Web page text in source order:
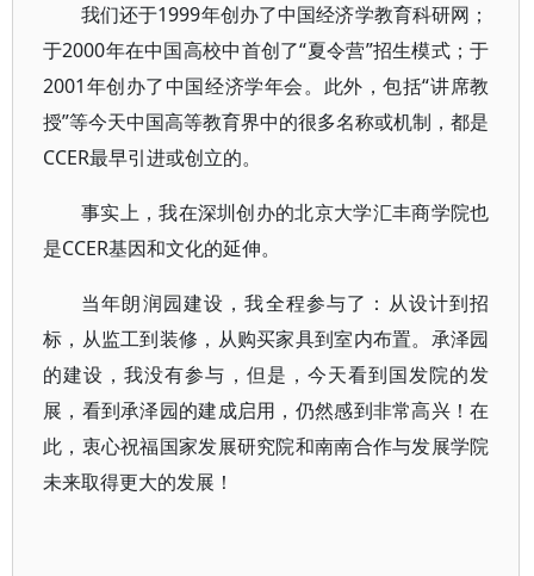
我们还于1999年创办了中国经济学教育科研网；
于2000年在中国高校中首创了“夏令营”招生模式；于
2001年创办了中国经济学年会。此外，包括“讲席教
授”等今天中国高等教育界中的很多名称或机制，都是
CCER最早引进或创立的。
事实上，我在深圳创办的北京大学汇丰商学院也
是CCER基因和文化的延伸。
当年朗润园建设，我全程参与了：从设计到招
标，从监工到装修，从购买家具到室内布置。承泽园
的建设，我没有参与，但是，今天看到国发院的发
展，看到承泽园的建成启用，仍然感到非常高兴！在
此，衷心祝福国家发展研究院和南南合作与发展学院
未来取得更大的发展！